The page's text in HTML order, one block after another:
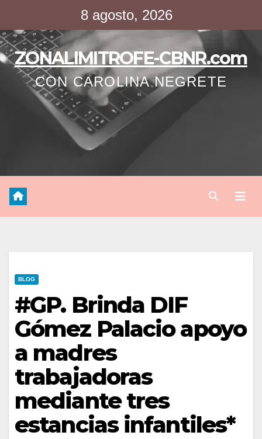
contenido
8 agosto, 2026
ZONALIMITROFE-CBNR.com
CON CAROLINA NEGRETE
BLOG
#GP. Brinda DIF
Gómez Palacio apoyo
a madres
trabajadoras
mediante tres
estancias infantiles*